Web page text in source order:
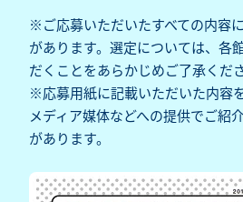
※ご応募いただいたすべての内容
があります。選定については、各
だくことをあらかじめご了承くださ
※応募用紙に記載いただいた内容
メディア媒体などへの提供でご紹
があります。